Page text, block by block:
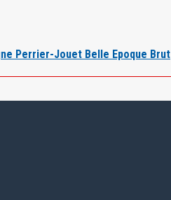
Perrier-Jouet Belle Epoque Brut